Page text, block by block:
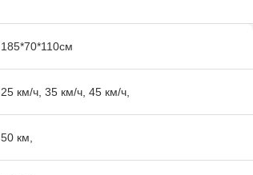
185*70*110см
25 км/ч, 35 км/ч, 45 км/ч,
50 км,